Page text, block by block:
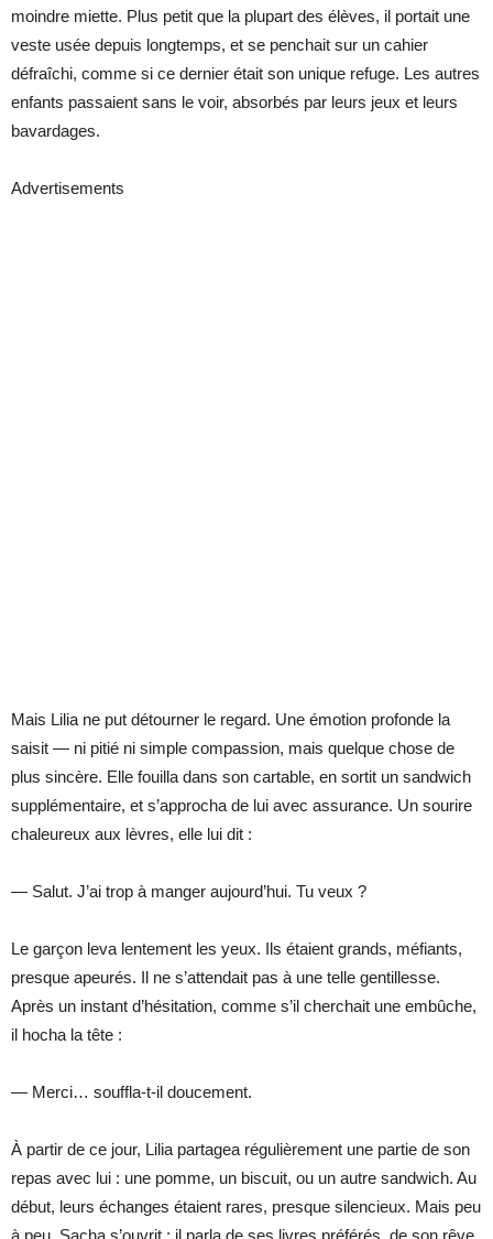
moindre miette. Plus petit que la plupart des élèves, il portait une
veste usée depuis longtemps, et se penchait sur un cahier
défraîchi, comme si ce dernier était son unique refuge. Les autres
enfants passaient sans le voir, absorbés par leurs jeux et leurs
bavardages.
Advertisements
Mais Lilia ne put détourner le regard. Une émotion profonde la
saisit — ni pitié ni simple compassion, mais quelque chose de
plus sincère. Elle fouilla dans son cartable, en sortit un sandwich
supplémentaire, et s’approcha de lui avec assurance. Un sourire
chaleureux aux lèvres, elle lui dit :
— Salut. J’ai trop à manger aujourd’hui. Tu veux ?
Le garçon leva lentement les yeux. Ils étaient grands, méfiants,
presque apeurés. Il ne s’attendait pas à une telle gentillesse.
Après un instant d’hésitation, comme s’il cherchait une embûche,
il hocha la tête :
— Merci… souffla-t-il doucement.
À partir de ce jour, Lilia partagea régulièrement une partie de son
repas avec lui : une pomme, un biscuit, ou un autre sandwich. Au
début, leurs échanges étaient rares, presque silencieux. Mais peu